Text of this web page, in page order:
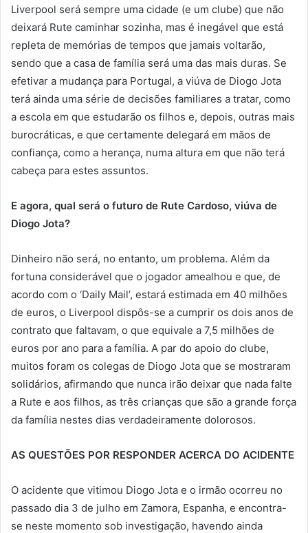
Liverpool será sempre uma cidade (e um clube) que não
deixará Rute caminhar sozinha, mas é inegável que está
repleta de memórias de tempos que jamais voltarão,
sendo que a casa de família será uma das mais duras. Se
efetivar a mudança para Portugal, a viúva de Diogo Jota
terá ainda uma série de decisões familiares a tratar, como
a escola em que estudarão os filhos e, depois, outras mais
burocráticas, e que certamente delegará em mãos de
confiança, como a herança, numa altura em que não terá
cabeça para estes assuntos.
E agora, qual será o futuro de Rute Cardoso, viúva de
Diogo Jota?
Dinheiro não será, no entanto, um problema. Além da
fortuna considerável que o jogador amealhou e que, de
acordo com o ‘Daily Mail’, estará estimada em 40 milhões
de euros, o Liverpool dispôs-se a cumprir os dois anos de
contrato que faltavam, o que equivale a 7,5 milhões de
euros por ano para a família. A par do apoio do clube,
muitos foram os colegas de Diogo Jota que se mostraram
solidários, afirmando que nunca irão deixar que nada falte
a Rute e aos filhos, as três crianças que são a grande força
da família nestes dias verdadeiramente dolorosos.
AS QUESTÕES POR RESPONDER ACERCA DO ACIDENTE
O acidente que vitimou Diogo Jota e o irmão ocorreu no
passado dia 3 de julho em Zamora, Espanha, e encontra-
se neste momento sob investigação, havendo ainda